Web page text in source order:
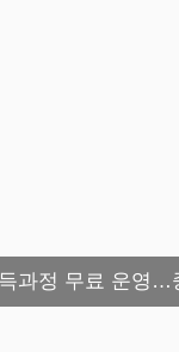
과정 무료 운영…